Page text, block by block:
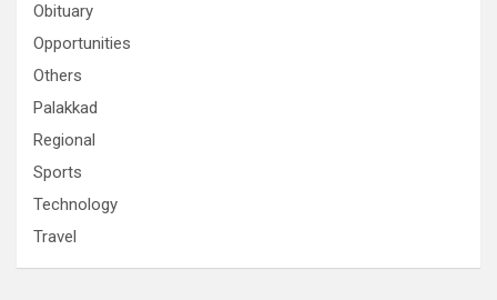
Obituary
Opportunities
Others
Palakkad
Regional
Sports
Technology
Travel